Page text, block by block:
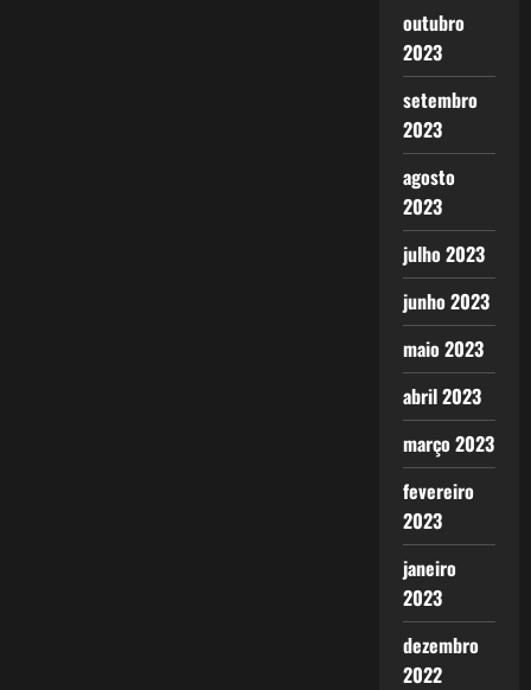
outubro
2023
setembro
2023
agosto
2023
julho 2023
junho 2023
maio 2023
abril 2023
março 2023
fevereiro
2023
janeiro
2023
dezembro
2022